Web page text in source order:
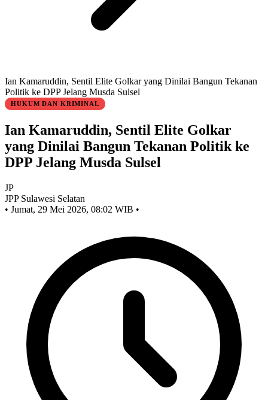
Ian Kamaruddin, Sentil Elite Golkar yang Dinilai Bangun Tekanan
Politik ke DPP Jelang Musda Sulsel
HUKUM DAN KRIMINAL
Ian Kamaruddin, Sentil Elite Golkar
yang Dinilai Bangun Tekanan Politik ke
DPP Jelang Musda Sulsel
JP
JPP Sulawesi Selatan
• Jumat, 29 Mei 2026, 08:02 WIB •